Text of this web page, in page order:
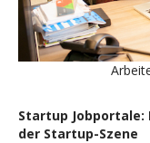
Startup
der Startup-Szene